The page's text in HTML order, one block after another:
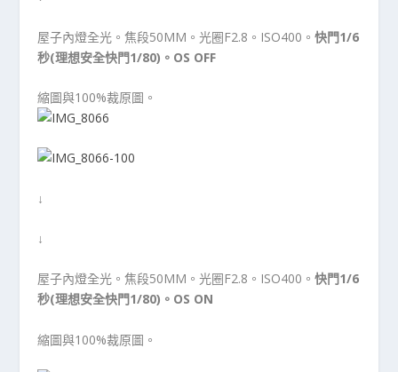
屋子內燈全光。焦段50MM。光圈F2.8。ISO400。快門1/6
秒(理想安全快門1/80)。OS OFF
縮圖與100%裁原圖。
↓
↓
屋子內燈全光。焦段50MM。光圈F2.8。ISO400。快門1/6
秒(理想安全快門1/80)。OS ON
縮圖與100%裁原圖。